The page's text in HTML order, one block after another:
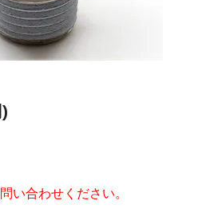
い合わせください。